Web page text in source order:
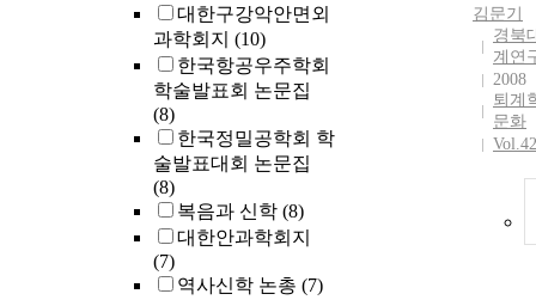
대한구강악안면외
과학회지 (10)
한국항공우주학회
학술발표회 논문집
(8)
한국정밀공학회 학
술발표대회 논문집
(8)
복음과 신학 (8)
대한안과학회지
(7)
역사신학 논총 (7)
김문기
경북
계연
2008
퇴계
문화